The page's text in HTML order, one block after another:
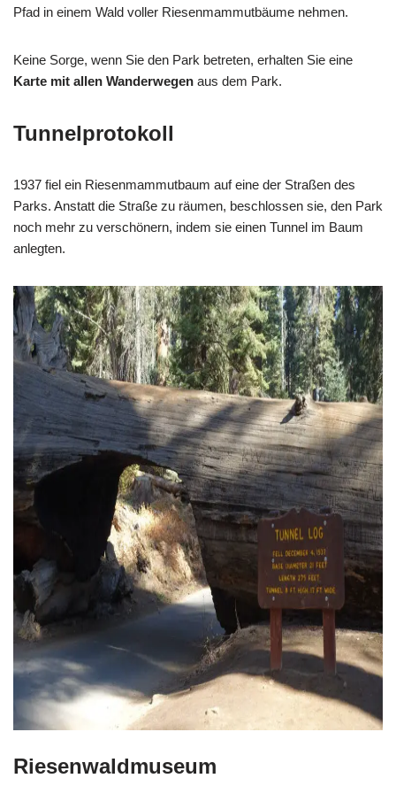
Pfad in einem Wald voller Riesenmammutbäume nehmen.
Keine Sorge, wenn Sie den Park betreten, erhalten Sie eine
Karte mit allen Wanderwegen aus dem Park.
Tunnelprotokoll
1937 fiel ein Riesenmammutbaum auf eine der Straßen des
Parks. Anstatt die Straße zu räumen, beschlossen sie, den Park
noch mehr zu verschönern, indem sie einen Tunnel im Baum
anlegten.
Riesenwaldmuseum